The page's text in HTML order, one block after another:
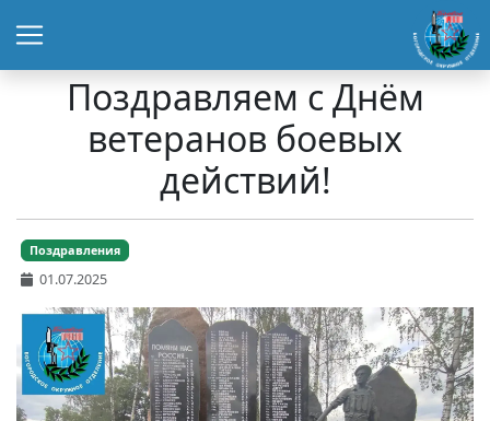
Поздравляем с Днём
ветеранов боевых
действий!
Поздравления
01.07.2025